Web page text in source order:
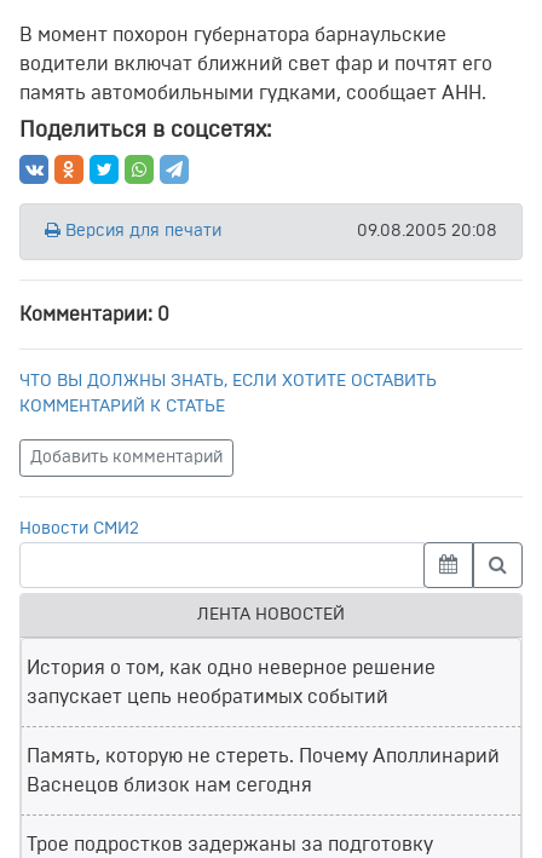
В момент похорон губернатора барнаульские
водители включат ближний свет фар и почтят его
память автомобильными гудками, сообщает АНН.
Поделиться в соцсетях:
Версия для печати 09.08.2005 20:08
Комментарии: 0
ЧТО ВЫ ДОЛЖНЫ ЗНАТЬ, ЕСЛИ ХОТИТЕ ОСТАВИТЬ
КОММЕНТАРИЙ К СТАТЬЕ
Добавить комментарий
Новости СМИ2
ЛЕНТА НОВОСТЕЙ
История о том, как одно неверное решение
запускает цепь необратимых событий
Память, которую не стереть. Почему Аполлинарий
Васнецов близок нам сегодня
Трое подростков задержаны за подготовку